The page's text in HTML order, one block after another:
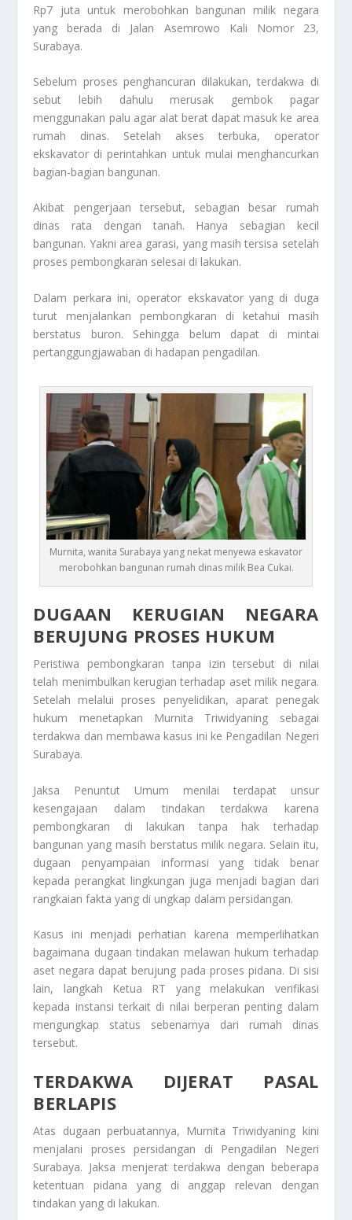
Rp7 juta untuk merobohkan bangunan milik negara
yang berada di Jalan Asemrowo Kali Nomor 23,
Surabaya.
Sebelum proses penghancuran dilakukan, terdakwa di
sebut lebih dahulu merusak gembok pagar
menggunakan palu agar alat berat dapat masuk ke area
rumah dinas. Setelah akses terbuka, operator
ekskavator di perintahkan untuk mulai menghancurkan
bagian-bagian bangunan.
Akibat pengerjaan tersebut, sebagian besar rumah
dinas rata dengan tanah. Hanya sebagian kecil
bangunan. Yakni area garasi, yang masih tersisa setelah
proses pembongkaran selesai di lakukan.
Dalam perkara ini, operator ekskavator yang di duga
turut menjalankan pembongkaran di ketahui masih
berstatus buron. Sehingga belum dapat di mintai
pertanggungjawaban di hadapan pengadilan.
Murnita, wanita Surabaya yang nekat menyewa eskavator
merobohkan bangunan rumah dinas milik Bea Cukai.
DUGAAN KERUGIAN NEGARA
BERUJUNG PROSES HUKUM
Peristiwa pembongkaran tanpa izin tersebut di nilai
telah menimbulkan kerugian terhadap aset milik negara.
Setelah melalui proses penyelidikan, aparat penegak
hukum menetapkan Murnita Triwidyaning sebagai
terdakwa dan membawa kasus ini ke Pengadilan Negeri
Surabaya.
Jaksa Penuntut Umum menilai terdapat unsur
kesengajaan dalam tindakan terdakwa karena
pembongkaran di lakukan tanpa hak terhadap
bangunan yang masih berstatus milik negara. Selain itu,
dugaan penyampaian informasi yang tidak benar
kepada perangkat lingkungan juga menjadi bagian dari
rangkaian fakta yang di ungkap dalam persidangan.
Kasus ini menjadi perhatian karena memperlihatkan
bagaimana dugaan tindakan melawan hukum terhadap
aset negara dapat berujung pada proses pidana. Di sisi
lain, langkah Ketua RT yang melakukan verifikasi
kepada instansi terkait di nilai berperan penting dalam
mengungkap status sebenarnya dari rumah dinas
tersebut.
TERDAKWA DIJERAT PASAL
BERLAPIS
Atas dugaan perbuatannya, Murnita Triwidyaning kini
menjalani proses persidangan di Pengadilan Negeri
Surabaya. Jaksa menjerat terdakwa dengan beberapa
ketentuan pidana yang di anggap relevan dengan
tindakan yang di lakukan.